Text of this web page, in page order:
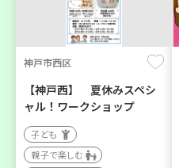
神戸市西区
【神戸西】 夏休みスペシ
ャル！ワークショップ
子ども
親子で楽しむ